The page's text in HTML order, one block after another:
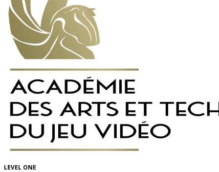
LEVEL ONE